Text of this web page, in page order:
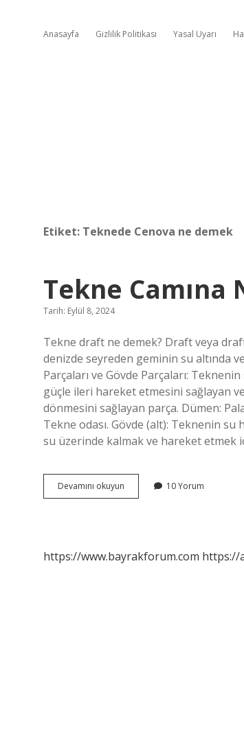
Anasayfa Gizlilik Politikası Yasal Uyarı
Etiket: Teknede Cenova ne demek
Tekne Camına
Tarih: Eylül 8, 2024
Tekne draft ne demek? Draft veya
denizde seyreden geminin su altında
Parçaları ve Gövde Parçaları:
güçle ileri hareket etmesini sağlayan
dönmesini sağlayan parça. Dümen:
Tekne odası. Gövde (alt): Teknenin su
su üzerinde kalmak ve hareket etmek
Devamını okuyun
Camına
10 Yorum
https://www.bayrakforum.com https://